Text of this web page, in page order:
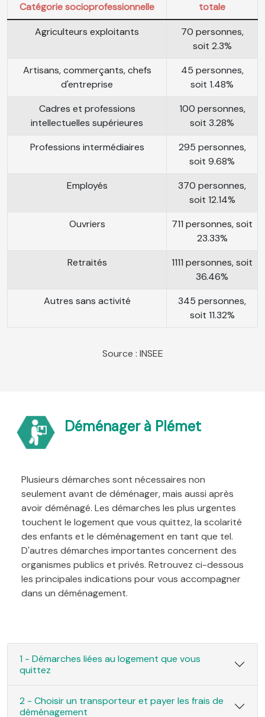
Catégorie socioprofessionnelle
totale
Agriculteurs exploitants
70 personnes,
soit 2.3%
Artisans, commerçants, chefs
d'entreprise
45 personnes,
soit 1.48%
Cadres et professions
intellectuelles supérieures
100 personnes,
soit 3.28%
Professions intermédiaires
295 personnes,
soit 9.68%
Employés
370 personnes,
soit 12.14%
Ouvriers
711 personnes, soit
23.33%
Retraités
1111 personnes, soit
36.46%
Autres sans activité
345 personnes,
soit 11.32%
Source : INSEE
Déménager à Plémet
Plusieurs démarches sont nécessaires non
seulement avant de déménager, mais aussi après
avoir déménagé. Les démarches les plus urgentes
touchent le logement que vous quittez, la scolarité
des enfants et le déménagement en tant que tel.
D'autres démarches importantes concernent des
organismes publics et privés. Retrouvez ci-dessous
les principales indications pour vous accompagner
dans un déménagement.
1 - Démarches liées au logement que vous
quittez
2 - Choisir un transporteur et payer les frais de
déménagement